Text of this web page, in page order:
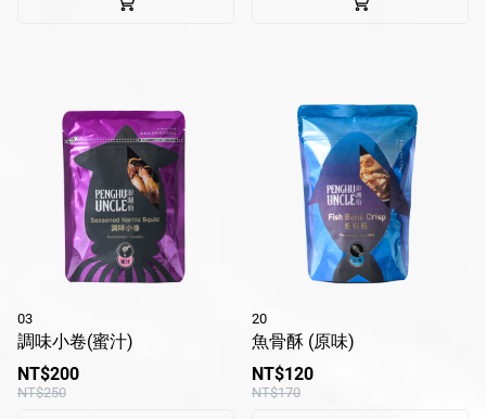
03
調味小卷(蜜汁)
NT$200
NT$250
20
魚骨酥 (原味)
NT$120
NT$170